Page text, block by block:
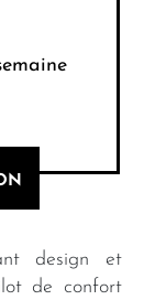
design et
de confort